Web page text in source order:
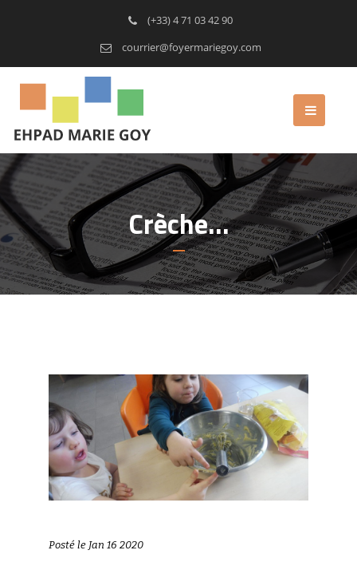
(+33) 4 71 03 42 90
courrier@foyermariegoy.com
Crèche…
Posté le Jan 16 2020